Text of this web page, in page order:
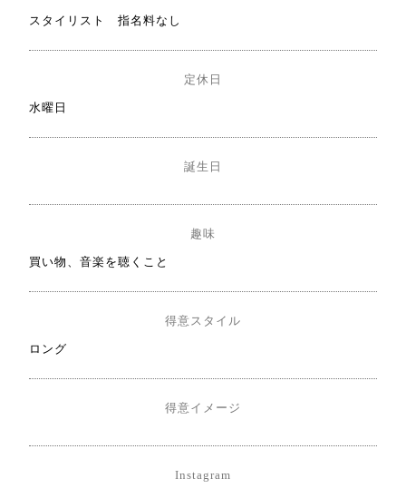
スタイリスト 指名料なし
定休日
水曜日
誕生日
趣味
買い物、音楽を聴くこと
得意スタイル
ロング
得意イメージ
Instagram